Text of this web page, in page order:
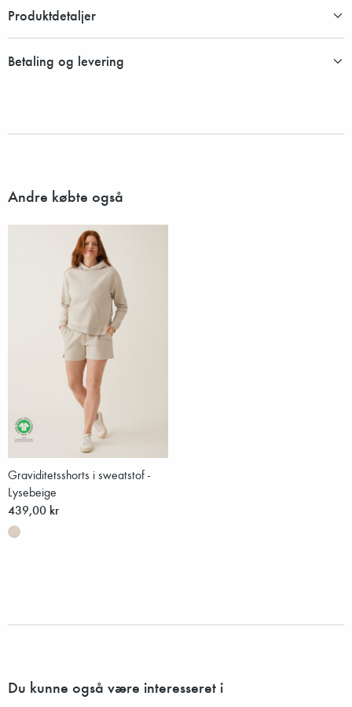
Produktdetaljer
Betaling og levering
Andre købte også
Graviditetsshorts i sweatstof -
Lysebeige
439,00 kr
Du kunne også være interesseret i